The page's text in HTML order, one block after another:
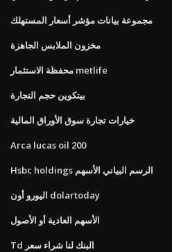
مجموعة بيانات مؤشر أسعار المستهلك
مخزون الملابس الجاهزة
محفظة الاستثمار metlife
بيتكوين حجم التجارة
خيارات تجارة سوق الأوراق المالية
Arca lucas oil 200
Hsbc holdings الرسم البياني الأسهم
اليورو أون dolartoday
الأسهم العادية أو الأصول
Td البنك لنا شراء سعر